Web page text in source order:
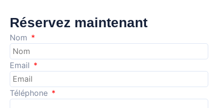
Réservez maintenant
Nom
Email
Téléphone